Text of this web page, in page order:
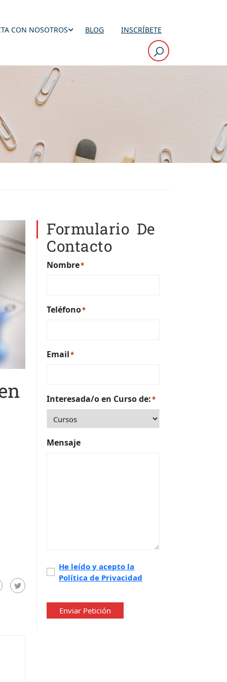
CON NOSOTROS BLOG INSCRÍBETE
Formulario De
Contacto
Nombre*
Teléfono*
Email*
Interesada/o en Curso de:*
Mensaje
Política
de
He leído y acepto la
Política de Privacidad
Enviar Petición